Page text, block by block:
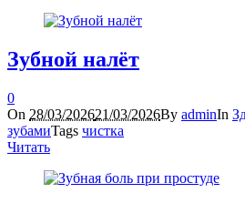
Зубной налёт
0
On 28/03/202621/03/2026By adminIn
зубамиTags чистка
Читать